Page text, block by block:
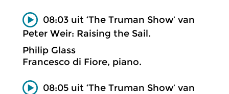
08:03 uit ‘The Truman Show’ van
Peter Weir: Raising the Sail.
Philip Glass
Francesco di Fiore, piano.
08:05 uit ‘The Truman Show’ van